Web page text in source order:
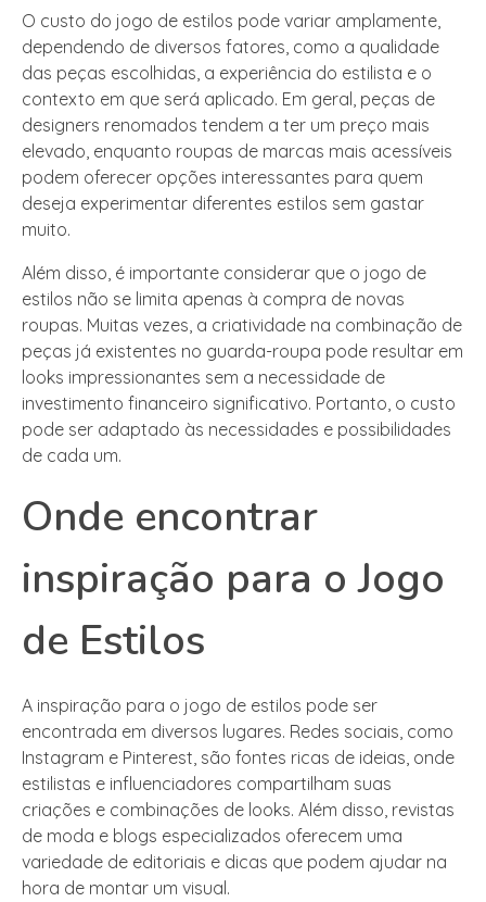
O custo do jogo de estilos pode variar amplamente,
dependendo de diversos fatores, como a qualidade
das peças escolhidas, a experiência do estilista e o
contexto em que será aplicado. Em geral, peças de
designers renomados tendem a ter um preço mais
elevado, enquanto roupas de marcas mais acessíveis
podem oferecer opções interessantes para quem
deseja experimentar diferentes estilos sem gastar
muito.
Além disso, é importante considerar que o jogo de
estilos não se limita apenas à compra de novas
roupas. Muitas vezes, a criatividade na combinação de
peças já existentes no guarda-roupa pode resultar em
looks impressionantes sem a necessidade de
investimento financeiro significativo. Portanto, o custo
pode ser adaptado às necessidades e possibilidades
de cada um.
Onde encontrar
inspiração para o Jogo
de Estilos
A inspiração para o jogo de estilos pode ser
encontrada em diversos lugares. Redes sociais, como
Instagram e Pinterest, são fontes ricas de ideias, onde
estilistas e influenciadores compartilham suas
criações e combinações de looks. Além disso, revistas
de moda e blogs especializados oferecem uma
variedade de editoriais e dicas que podem ajudar na
hora de montar um visual.